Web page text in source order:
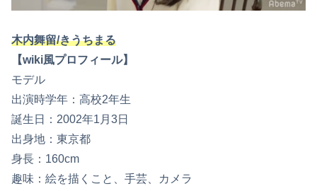
木内舞留/きうちまる
【wiki風プロフィール】
モデル
出演時学年：高校2年生
誕生日：2002年1月3日
出身地：東京都
身長：160cm
趣味：絵を描くこと、手芸、カメラ